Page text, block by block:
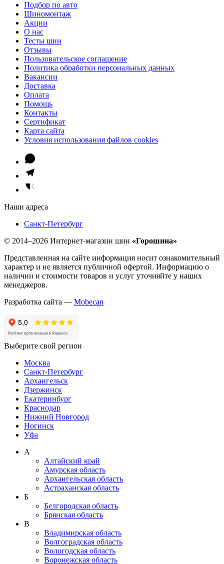
Подбор по авто
Шиномонтаж
Акции
О нас
Тесты шин
Отзывы
Пользовательское соглашение
Политика обработки персональных данных
Вакансии
Доставка
Оплата
Помощь
Контакты
Сертификат
Карта сайта
Условия использования файлов cookies
Наши адреса
Санкт-Петербург
© 2014–2026 Интернет-магазин шин «Горошина»
Представленная на сайте информация носит ознакомительный
характер и не является публичной офертой. Информацию о
наличии и стоимости товаров и услуг уточняйте у наших
менеджеров.
Разработка сайта — Mobecan
Выберите свой регион
Москва
Санкт-Петербург
Архангельск
Дзержинск
Екатеринбург
Краснодар
Нижний Новгород
Ногинск
Уфа
А
Алтайский край
Амурская область
Архангельская область
Астраханская область
Б
Белгородская область
Брянская область
В
Владимирская область
Волгоградская область
Вологодская область
Воронежская область